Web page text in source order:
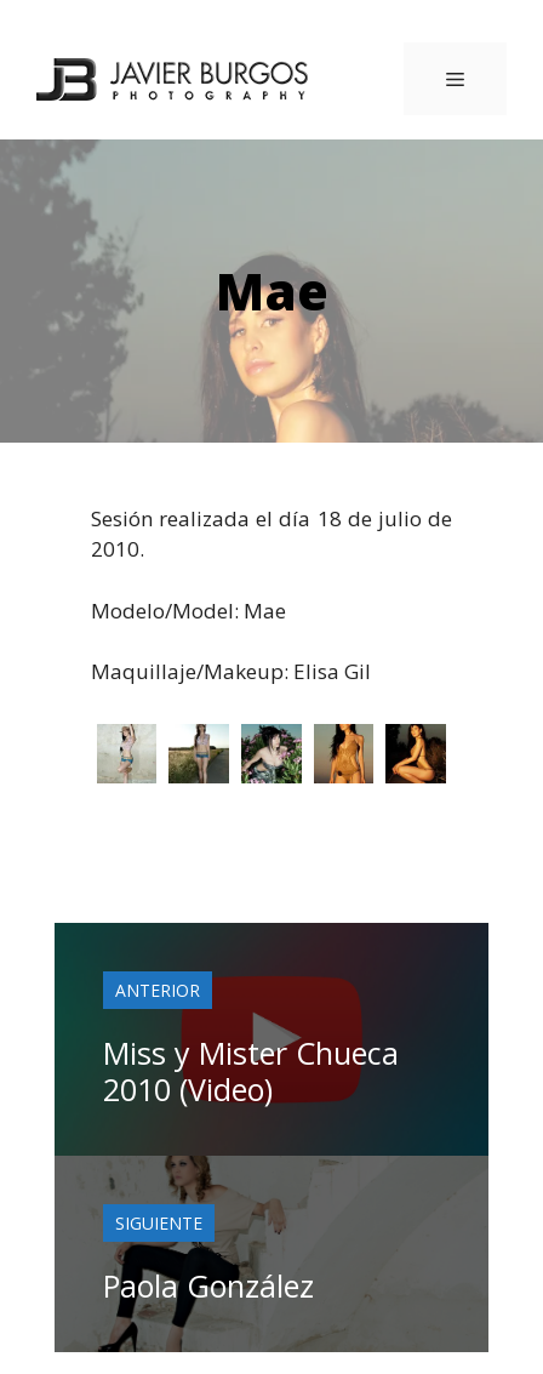
contenido
MENÚ
Mae
Sesión realizada el día 18 de julio de
2010.
Modelo/Model: Mae
Maquillaje/Makeup: Elisa Gil
ANTERIOR
Miss y Mister Chueca
2010 (Video)
SIGUIENTE
Paola González